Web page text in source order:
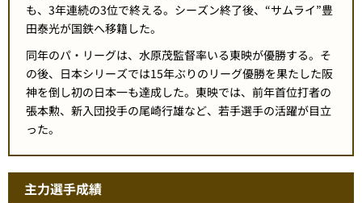
も、3年連続の3位で終える。シーズン終了後、“サムライ”豊
田泰光が国鉄へ移籍した。
同年のパ・リーグは、水原茂監督率いる東映が優勝する。そ
の後、日本シリーズでは15年ぶりのリーグ優勝を果たした阪
神を倒し初の日本一も達成した。東映では、前年首位打者の
張本勲、新入団投手の尾崎行雄など、若手選手の活躍が目立
った。
主力選手成績